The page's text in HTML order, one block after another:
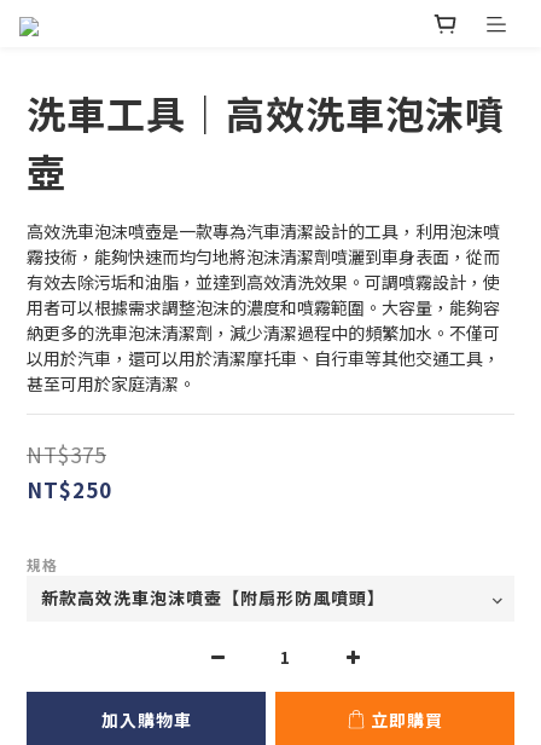
洗車工具｜高效洗車泡沫噴
壺
高效洗車泡沫噴壺是一款專為汽車清潔設計的工具，利用泡沫噴
霧技術，能夠快速而均勻地將泡沫清潔劑噴灑到車身表面，從而
有效去除污垢和油脂，並達到高效清洗效果。可調噴霧設計，使
用者可以根據需求調整泡沫的濃度和噴霧範圍。大容量，能夠容
納更多的洗車泡沫清潔劑，減少清潔過程中的頻繁加水。不僅可
以用於汽車，還可以用於清潔摩托車、自行車等其他交通工具，
甚至可用於家庭清潔。
NT$375
NT$250
規格
加入購物車 立即購買